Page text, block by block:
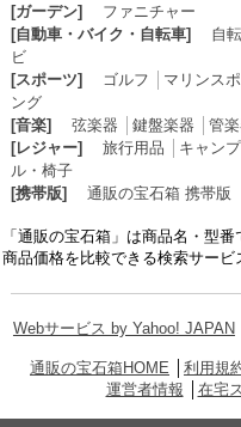
[ガーデン]
ファニチャー
[自動車・バイク・自転車]
自
ビ
[スポーツ]
ゴルフ マリンス
ング
[音楽]
弦楽器 鍵盤楽器
管
[レジャー]
旅行用品 キャンプ
ル・椅子
[携帯版]
通販の宝石箱 携帯版
「通販の宝石箱」は商品名・型
商品価格を比較できる検索サービ
Webサービス by Yahoo! JAPAN
通販の宝石箱HOME 利用規
運営者情報
在宅